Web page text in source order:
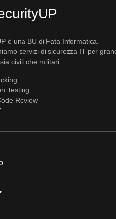
è una BU di Fata Informatica.
servizi di sicurezza IT per
civili che militari.
Testing
Review